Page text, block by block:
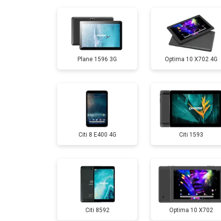
Замена дисплея (экрана)
Замена аккумулятора
Замена Wi-Fi
Замена материнской платы
Замена кнопок
Plane 1596 3G Optima 10 X702 4G
Citi 8 E400 4G Citi 1593
Citi 8592 Optima 10 X702